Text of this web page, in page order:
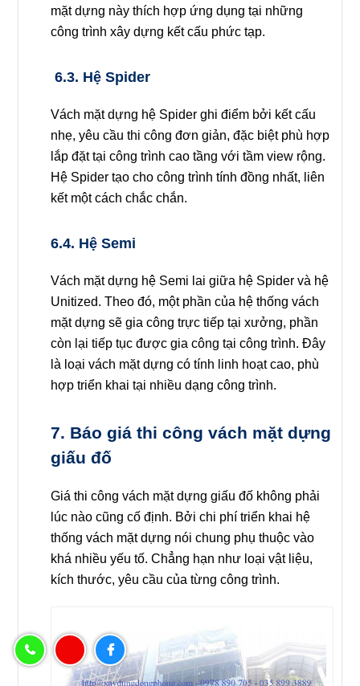
mặt dựng này thích hợp ứng dụng tại những
công trình xây dựng kết cấu phức tạp.
6.3. Hệ Spider
Vách mặt dựng hệ Spider ghi điểm bởi kết cấu
nhẹ, yêu cầu thi công đơn giản, đặc biệt phù hợp
lắp đặt tại công trình cao tầng với tầm view rộng.
Hệ Spider tạo cho công trình tính đồng nhất, liên
kết một cách chắc chắn.
6.4. Hệ Semi
Vách mặt dựng hệ Semi lai giữa hệ Spider và hệ
Unitized. Theo đó, một phần của hệ thống vách
mặt dựng sẽ gia công trực tiếp tại xưởng, phần
còn lại tiếp tục được gia công tại công trình. Đây
là loại vách mặt dựng có tính linh hoạt cao, phù
hợp triển khai tại nhiều dạng công trình.
7. Báo giá thi công vách mặt dựng
giấu đố
Giá thi công vách mặt dựng giấu đố không phải
lúc nào cũng cố định. Bởi chi phí triển khai hệ
thống vách mặt dựng nói chung phụ thuộc vào
khá nhiều yếu tố. Chẳng hạn như loại vật liệu,
kích thước, yêu cầu của từng công trình.